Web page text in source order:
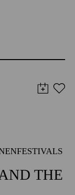
das Aalto-Theater